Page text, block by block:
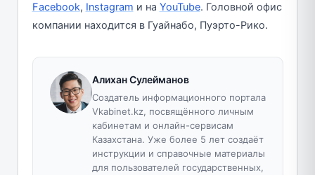
Facebook, Instagram и на YouTube. Головной офис
компании находится в Гуайнабо, Пуэрто-Рико.
Алихан Сулейманов
Создатель информационного портала
Vkabinet.kz, посвящённого личным
кабинетам и онлайн-сервисам
Казахстана. Уже более 5 лет создаёт
инструкции и справочные материалы
для пользователей государственных,